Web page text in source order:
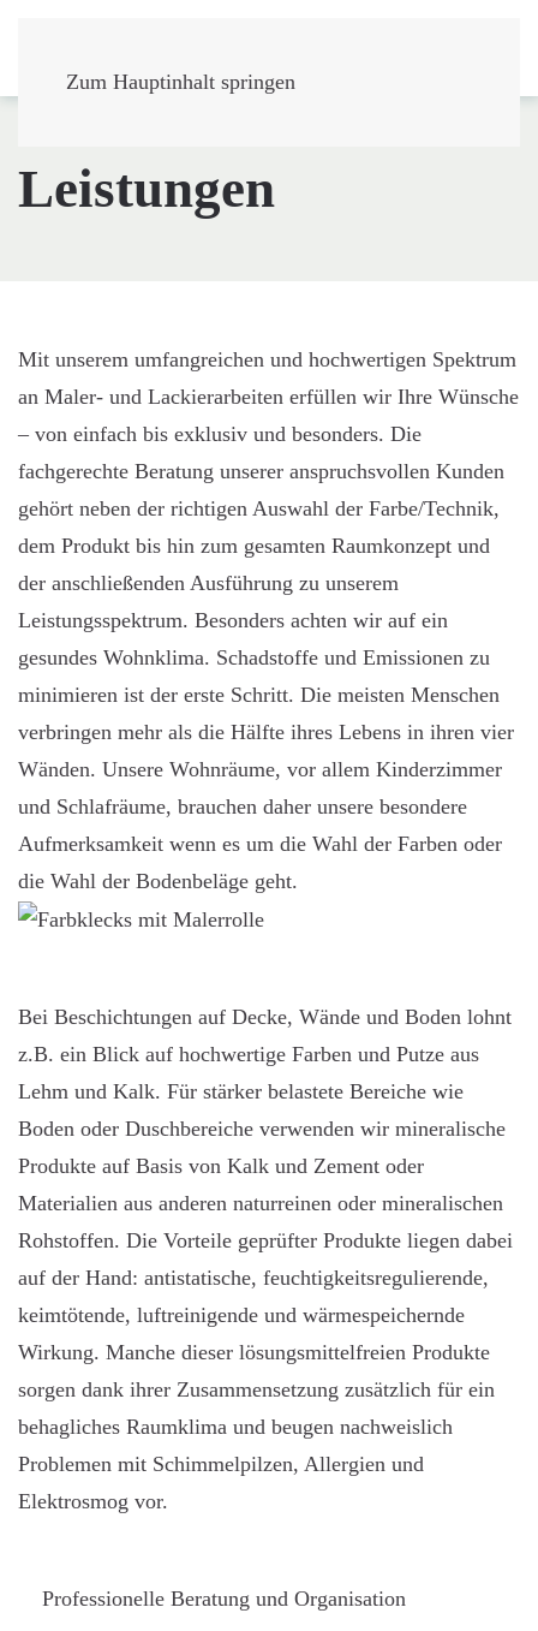
Zum Hauptinhalt springen
Leistungen
Mit unserem umfangreichen und hochwertigen Spektrum
an Maler- und Lackierarbeiten erfüllen wir Ihre Wünsche
– von einfach bis exklusiv und besonders. Die
fachgerechte Beratung unserer anspruchsvollen Kunden
gehört neben der richtigen Auswahl der Farbe/Technik,
dem Produkt bis hin zum gesamten Raumkonzept und
der anschließenden Ausführung zu unserem
Leistungsspektrum. Besonders achten wir auf ein
gesundes Wohnklima. Schadstoffe und Emissionen zu
minimieren ist der erste Schritt. Die meisten Menschen
verbringen mehr als die Hälfte ihres Lebens in ihren vier
Wänden. Unsere Wohnräume, vor allem Kinderzimmer
und Schlafräume, brauchen daher unsere besondere
Aufmerksamkeit wenn es um die Wahl der Farben oder
die Wahl der Bodenbeläge geht.
Bei Beschichtungen auf Decke, Wände und Boden lohnt
z.B. ein Blick auf hochwertige Farben und Putze aus
Lehm und Kalk. Für stärker belastete Bereiche wie
Boden oder Duschbereiche verwenden wir mineralische
Produkte auf Basis von Kalk und Zement oder
Materialien aus anderen naturreinen oder mineralischen
Rohstoffen. Die Vorteile geprüfter Produkte liegen dabei
auf der Hand: antistatische, feuchtigkeitsregulierende,
keimtötende, luftreinigende und wärmespeichernde
Wirkung. Manche dieser lösungsmittelfreien Produkte
sorgen dank ihrer Zusammensetzung zusätzlich für ein
behagliches Raumklima und beugen nachweislich
Problemen mit Schimmelpilzen, Allergien und
Elektrosmog vor.
Professionelle Beratung und Organisation